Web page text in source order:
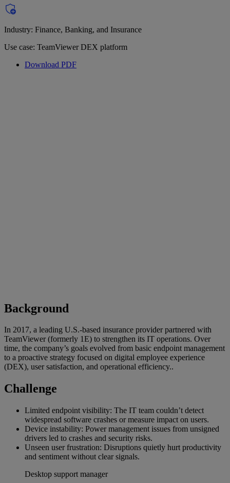
Industry: Finance, Banking, and Insurance
Use case: TeamViewer DEX platform
Download PDF
Background
In 2017, a leading U.S.-based insurance provider partnered with
TeamViewer (formerly 1E) to strengthen its IT operations. Over
time, the company’s goals evolved from basic endpoint management
to a proactive strategy focused on digital employee experience
(DEX), user satisfaction, and operational efficiency..
Challenge
Limited endpoint visibility: The IT team couldn’t detect
widespread software crashes or measure impact on users.
Device instability: Power management issues from unsigned
drivers led to crashes and security risks.
Unseen user frustration: Disruptions quietly hurt productivity
and sentiment without clear signals.
Desktop support manager